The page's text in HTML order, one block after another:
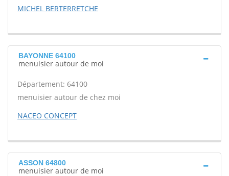
MICHEL BERTERRETCHE
BAYONNE 64100
menuisier autour de moi
Département: 64100
menuisier autour de chez moi
NACEO CONCEPT
ASSON 64800
menuisier autour de moi